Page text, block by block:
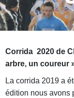
Corrida 2020 de
arbre, un coureur
La corrida 2019 a
édition nous avons